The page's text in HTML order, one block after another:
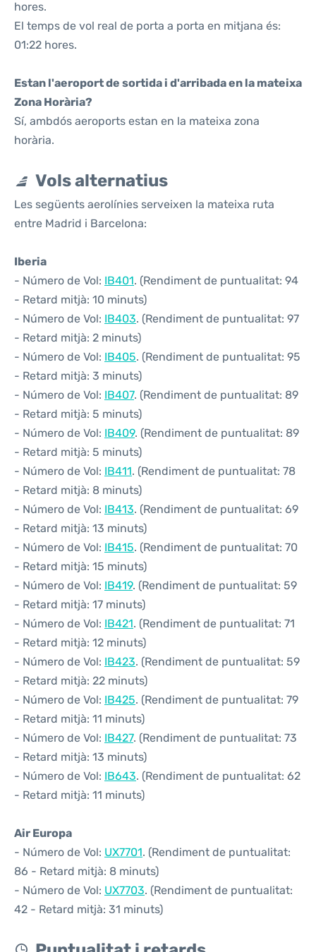
hores.
El temps de vol real de porta a porta en mitjana és:
01:22 hores.
Estan l'aeroport de sortida i d'arribada en la mateixa
Zona Horària?
Sí, ambdós aeroports estan en la mateixa zona
horària.
Vols alternatius
Les següents aerolínies serveixen la mateixa ruta
entre Madrid i Barcelona:
Iberia
- Número de Vol: IB401. (Rendiment de puntualitat: 94
- Retard mitjà: 10 minuts)
- Número de Vol: IB403. (Rendiment de puntualitat: 97
- Retard mitjà: 2 minuts)
- Número de Vol: IB405. (Rendiment de puntualitat: 95
- Retard mitjà: 3 minuts)
- Número de Vol: IB407. (Rendiment de puntualitat: 89
- Retard mitjà: 5 minuts)
- Número de Vol: IB409. (Rendiment de puntualitat: 89
- Retard mitjà: 5 minuts)
- Número de Vol: IB411. (Rendiment de puntualitat: 78
- Retard mitjà: 8 minuts)
- Número de Vol: IB413. (Rendiment de puntualitat: 69
- Retard mitjà: 13 minuts)
- Número de Vol: IB415. (Rendiment de puntualitat: 70
- Retard mitjà: 15 minuts)
- Número de Vol: IB419. (Rendiment de puntualitat: 59
- Retard mitjà: 17 minuts)
- Número de Vol: IB421. (Rendiment de puntualitat: 71
- Retard mitjà: 12 minuts)
- Número de Vol: IB423. (Rendiment de puntualitat: 59
- Retard mitjà: 22 minuts)
- Número de Vol: IB425. (Rendiment de puntualitat: 79
- Retard mitjà: 11 minuts)
- Número de Vol: IB427. (Rendiment de puntualitat: 73
- Retard mitjà: 13 minuts)
- Número de Vol: IB643. (Rendiment de puntualitat: 62
- Retard mitjà: 11 minuts)
Air Europa
- Número de Vol: UX7701. (Rendiment de puntualitat:
86 - Retard mitjà: 8 minuts)
- Número de Vol: UX7703. (Rendiment de puntualitat:
42 - Retard mitjà: 31 minuts)